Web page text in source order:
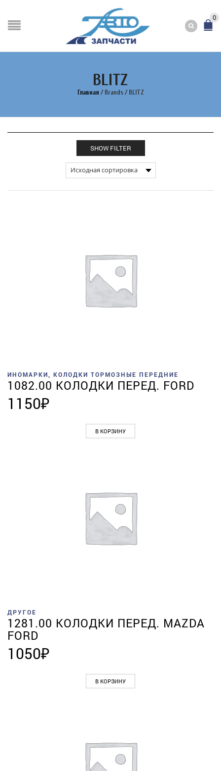
0
BLITZ
Главная / Brands / BLITZ
SHOW FILTER
ИНОМАРКИ КОЛОДКИ ТОРМОЗНЫЕ ПЕРЕДНИЕ
1082.00 КОЛОДКИ ПЕРЕД. FORD
1150₽
В КОРЗИНУ
ДРУГОЕ
1281.00 КОЛОДКИ ПЕРЕД. MAZDA
FORD
1050₽
В КОРЗИНУ